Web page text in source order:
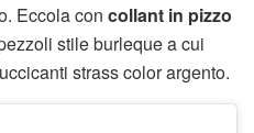
Eccola con collant in pizzo
stile burleque a cui
strass color argento.